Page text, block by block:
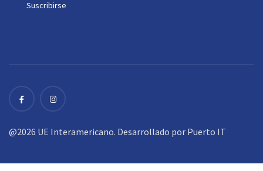
@2026 UE Interamericano. Desarrollado por Puerto IT